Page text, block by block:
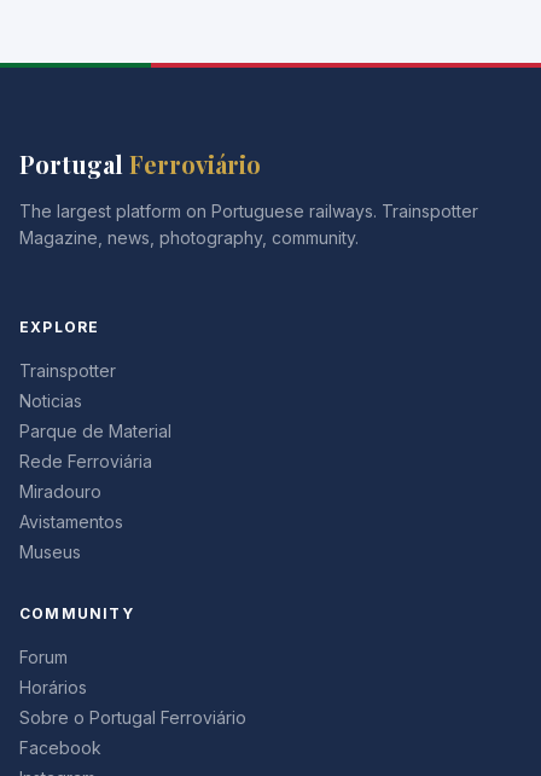
Portugal Ferroviário
The largest platform on Portuguese railways. Trainspotter
Magazine, news, photography, community.
EXPLORE
Trainspotter
Noticias
Parque de Material
Rede Ferroviária
Miradouro
Avistamentos
Museus
COMMUNITY
Forum
Horários
Sobre o Portugal Ferroviário
Facebook